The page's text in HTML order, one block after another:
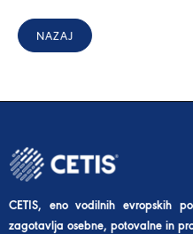
NAZAJ
CETIS, eno vodilnih evropskih
zagotavlja osebne, potovalne in